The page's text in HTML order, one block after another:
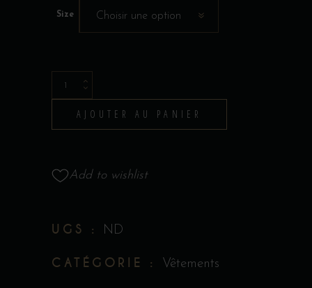
Size Choisir une option
Shirt
par
Bouthillier
AJOUTER AU PANIER
Add to wishlist
UGS : ND
CATÉGORIE : Vêtements